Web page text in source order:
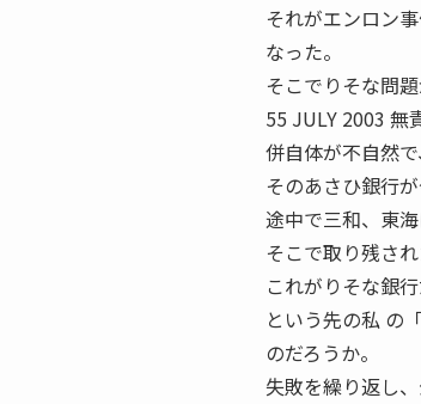
それがエンロン
なった。
そこでりそな問
55 JULY 2003 無
併自体が不自然
そのあさひ銀行
途中で三和、東
そこで取り残さ
これがりそな銀
という先の私 の
のだろうか。
失敗を繰り返し